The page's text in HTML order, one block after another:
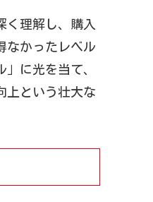
く理解し、購入
なかったレベル
に光を当て、
上という壮大な